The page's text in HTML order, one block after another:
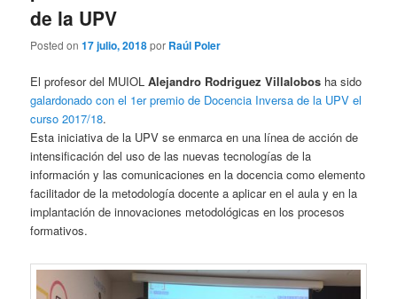
de la UPV
Posted on17 julio, 2018por Raúl Poler
El profesor del MUIOLAlejandro Rodriguez Villalobos ha sido
galardonado con el 1er premio de Docencia Inversa de la UPV el
curso 2017/18.
Esta iniciativa de la UPV se enmarca en una línea de acción de
intensificación del uso de las nuevas tecnologías de la
información y las comunicaciones en la docencia como elemento
facilitador de la metodología docente a aplicar en el aula y en la
implantación de innovaciones metodológicas en los procesos
formativos.